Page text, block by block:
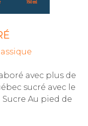
avec plus de
sucré avec le
Au pied de